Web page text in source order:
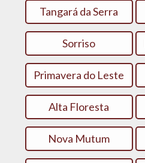
Tangará da Serra
Sorriso
Primavera do Leste
Alta Floresta
Nova Mutum